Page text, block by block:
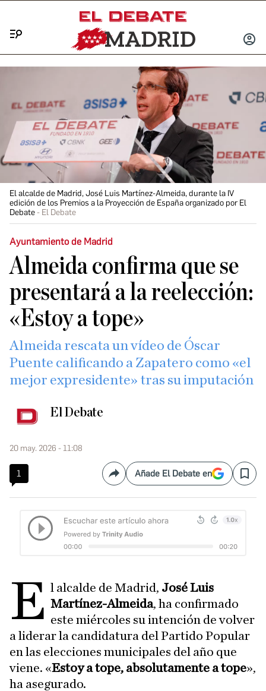
INICIAR
El alcalde de Madrid, José Luis Martínez-Almeida, durante la IV
edición de los Premios a la Proyección de España organizado por El
Debate
El Debate
Ayuntamiento de Madrid
Almeida confirma que se
presentará a la reelección:
«Estoy a tope»
Almeida rescata un vídeo de Óscar
Puente calificando a Zapatero como «el
mejor expresidente» tras su imputación
El Debate
20 may. 2026 - 11:08
1 CompartirAñade El Debate en Save
E l alcalde de Madrid, José Luis
Martínez-Almeida, ha confirmado
este miércoles su intención de volver
a liderar la candidatura del Partido Popular
en las elecciones municipales del año que
viene. «Estoy a tope, absolutamente a tope»,
ha asegurado.